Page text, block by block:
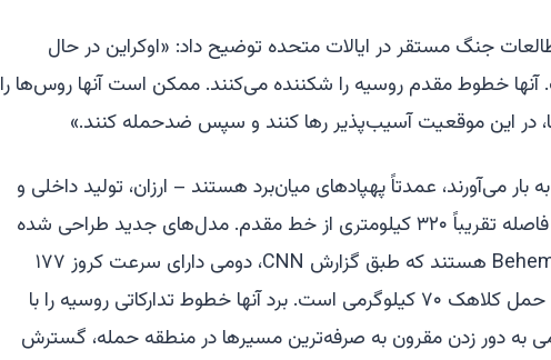
جنگ مستقر در ایالات متحده توضیح داد: «اوکراین در حال
خطوط مقدم روسیه را شکننده می‌کنند. ممکن است آنها روس‌ها را
در این موقعیت آسیب‌پذیر رها کنند و سپس ضدحمله کنند.»
بار می‌آورند، عمدتاً پهپادهای میان‌برد هستند – ارزان، تولید داخلی و
قادر به حمله به اهدافی در فاصله تقریباً ۳۲۰ کیلومتری از خط مقدم. مدل‌های جدید طراحی شده
اوکراین شامل FP-2 و Behemoth هستند که طبق گزارش CNN، دومی دارای سرعت کروز ۱۷۷
کیلومتر در ساعت و قادر به حمل کلاهک ۷۰ کیلوگرمی است. برد آنها خطوط تدارکاتی روسیه را با
به دور زدن مقرون به صرفه‌ترین مسیرها در منطقه حمله، گسترش